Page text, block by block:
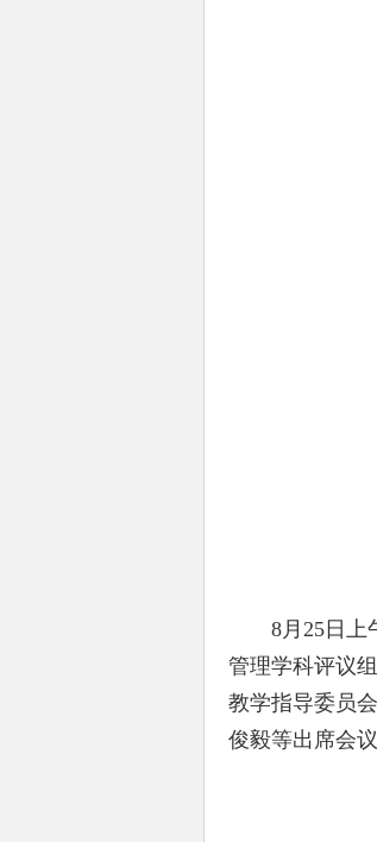
8月25日上午
管理学科评议
教学指导委员
俊毅等出席会